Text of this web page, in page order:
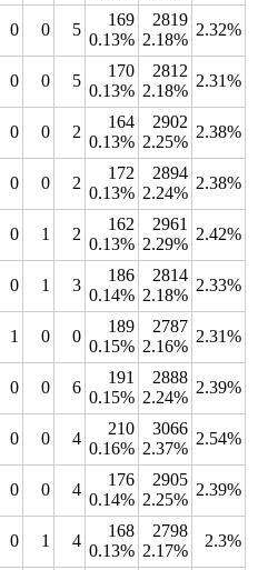
0 0 5
169
0.13%
2819
2.18%
2.32%
0 0 5
170
0.13%
2812
2.18%
2.31%
0 0 2
164
0.13%
2902
2.25%
2.38%
0 0 2
172
0.13%
2894
2.24%
2.38%
0 1 2
162
0.13%
2961
2.29%
2.42%
0 1 3
186
0.14%
2814
2.18%
2.33%
1 0 0
189
0.15%
2787
2.16%
2.31%
0 0 6
191
0.15%
2888
2.24%
2.39%
0 0 4
210
0.16%
3066
2.37%
2.54%
0 0 4
176
0.14%
2905
2.25%
2.39%
0 1 4
168
0.13%
2798
2.17%
2.3%